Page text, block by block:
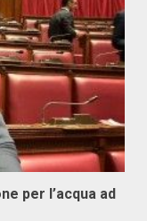
per l’acqua ad